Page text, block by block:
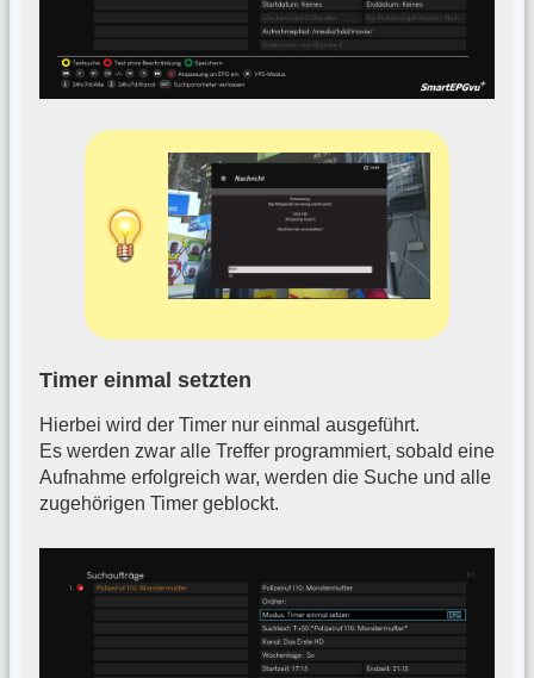
Timer einmal setzten
Hierbei wird der Timer nur einmal ausgeführt.
Es werden zwar alle Treffer programmiert, sobald eine
Aufnahme erfolgreich war, werden die Suche und alle
zugehörigen Timer geblockt.